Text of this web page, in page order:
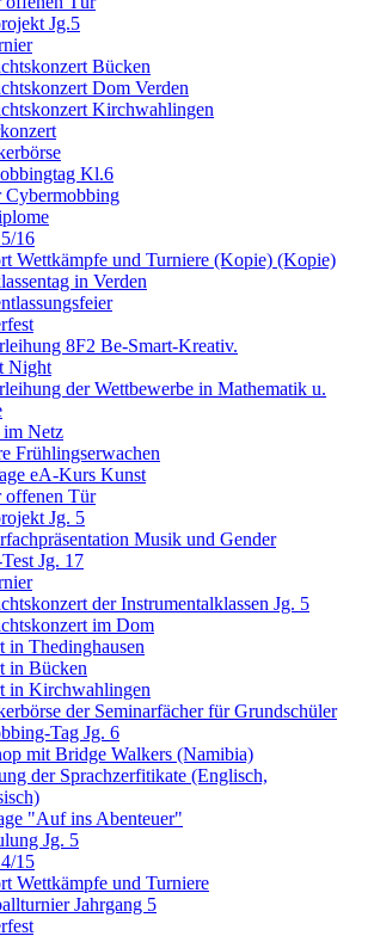
Jg.5
Bücken
Dom Verden
Kirchwahlingen
Kl.6
Cybermobbing
16
Wettkämpfe und Turniere (Kopie) (Kopie)
in Verden
8F2 Be-Smart-Kreativ.
Night
der Wettbewerbe in Mathematik u.
Netz
Frühlingserwachen
eA-Kurs Kunst
offenen Tür
Jg. 5
Musik und Gender
Jg. 17
der Instrumentalklassen Jg. 5
im Dom
in Thedinghausen
in Bücken
in Kirchwahlingen
der Seminarfächer für Grundschüler
Tag Jg. 6
mit Bridge Walkers (Namibia)
der Sprachzerfitikate (Englisch,
"Auf ins Abenteuer"
Jg. 5
15
Wettkämpfe und Turniere
Jahrgang 5